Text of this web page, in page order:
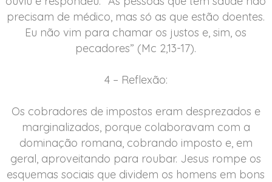
precisam de médico, mas só as que estão doentes.
Eu não vim para chamar os justos e, sim, os
pecadores” (Mc 2,13-17).
4 – Reflexão:
Os cobradores de impostos eram desprezados e
marginalizados, porque colaboravam com a
dominação romana, cobrando imposto e, em
geral, aproveitando para roubar. Jesus rompe os
esquemas sociais que dividem os homens em bons